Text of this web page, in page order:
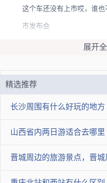
这个车还没有上市哎，谁
市发布会
总体来说启辰T90在前防护
卸更换值得肯定.上一篇有
虽然齐全但并非完美，仍存
展开
精选推荐
长沙周围有什么好玩的地方
山西省内两日游适合去哪里
晋城周边的旅游景点，晋